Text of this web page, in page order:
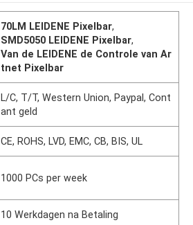
70LM LEIDENE Pixelbar,
SMD5050 LEIDENE Pixelbar,
Van de LEIDENE de Controle van Ar
tnet Pixelbar
L/C, T/T, Western Union, Paypal, Cont
ant geld
CE, ROHS, LVD, EMC, CB, BIS, UL
1000 PCs per week
10 Werkdagen na Betaling